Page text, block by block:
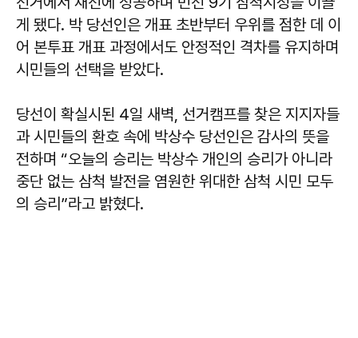
게 됐다. 박 당선인은 개표 초반부터 우위를 점한 데 이
어 본투표 개표 과정에서도 안정적인 격차를 유지하며
시민들의 선택을 받았다.
당선이 확실시된 4일 새벽, 선거캠프를 찾은 지지자들
과 시민들의 환호 속에 박상수 당선인은 감사의 뜻을
전하며 “오늘의 승리는 박상수 개인의 승리가 아니라
중단 없는 삼척 발전을 염원한 위대한 삼척 시민 모두
의 승리”라고 밝혔다.